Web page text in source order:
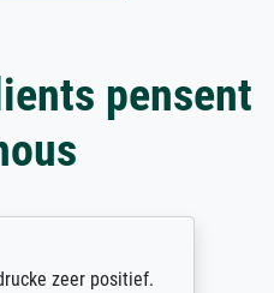
pensent
zeer positief.